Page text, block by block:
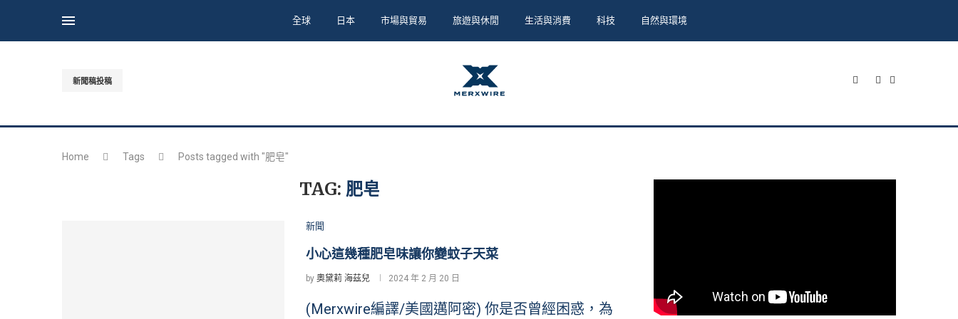
全球 日本 市場與貿易 旅遊與休閒 生活與消費 科技 自然與環境
新聞稿投稿
Home Tags Posts tagged with "肥皂"
TAG: 肥皂
新聞
小心這幾種肥皂味讓你變蚊子天菜
by 奧黛莉 海茲兒 2024 年 2 月 20 日
(Merxwire編譯/美國邁阿密) 你是否曾經困惑，為